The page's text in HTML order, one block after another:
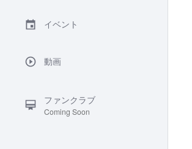
イベント
動画
ファンクラブ
Coming Soon